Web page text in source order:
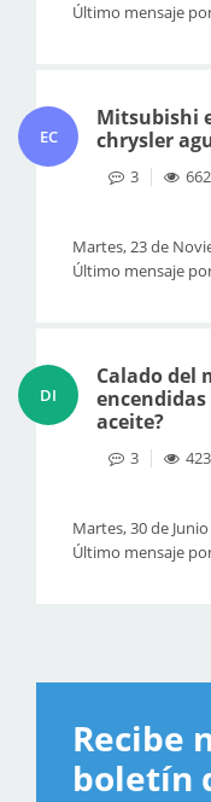
Último mensaje
EC
Mitsubishi
chrysler
3
Martes, 23 de
Último mensaje
DI
Calado del
aceite?
3
Martes, 30 de
Último mensaje
Recibe
boletín